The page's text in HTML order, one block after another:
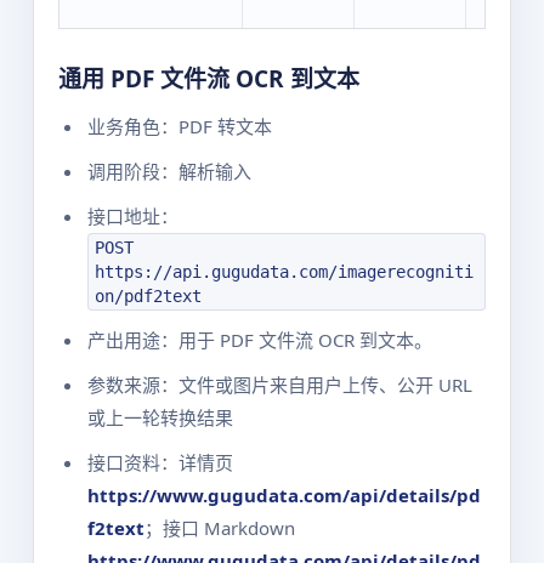
通用 PDF 文件流 OCR 到文本
业务角色：PDF 转文本
调用阶段：解析输入
接口地址：
POST
https://api.gugudata.com/imagerecogniti
on/pdf2text
产出用途：用于 PDF 文件流 OCR 到文本。
参数来源：文件或图片来自用户上传、公开 URL
或上一轮转换结果
接口资料：详情页
https://www.gugudata.com/api/details/pd
f2text；接口 Markdown